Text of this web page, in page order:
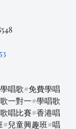
唱歌#免費學唱
一對一#學唱歌
唱比賽#香港唱
#兒童興趣班#唱